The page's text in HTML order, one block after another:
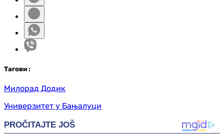
Тагови :
Милорад Додик
Универзитет у Бањалуци